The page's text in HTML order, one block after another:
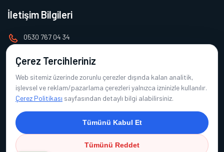
İletişim Bilgileri
0530 767 04 34
pinarkurtbayur@gmail.com
Alt Menü
Hakkımızda
Ürünlerimiz
Çerez Tercihleriniz
Web sitemiz üzerinde zorunlu çerezler dışında kalan analitik,
işlevsel ve reklam/pazarlama çerezleri yalnızca izninizle kullanılır.
Çerez Politikası sayfasından detaylı bilgi alabilirsiniz.
Tümünü Kabul Et
Tümünü Reddet